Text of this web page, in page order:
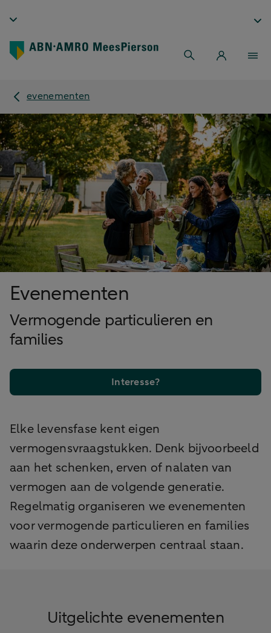
evenementen
Evenementen
Vermogende particulieren en
families
Interesse?
Elke levensfase kent eigen
vermogensvraagstukken. Denk bijvoorbeeld
aan het schenken, erven of nalaten van
vermogen aan de volgende generatie.
Regelmatig organiseren we evenementen
voor vermogende particulieren en families
waarin deze onderwerpen centraal staan.
Uitgelichte evenementen